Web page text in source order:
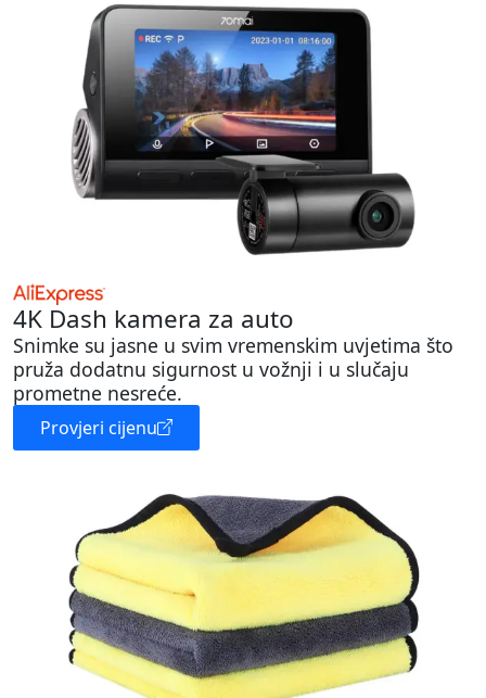
4K Dash kamera za auto
Snimke su jasne u svim vremenskim uvjetima što
pruža dodatnu sigurnost u vožnji i u slučaju
prometne nesreće.
Provjeri cijenu